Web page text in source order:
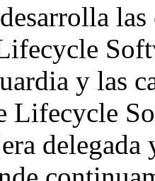
las
y las
Lifecycle